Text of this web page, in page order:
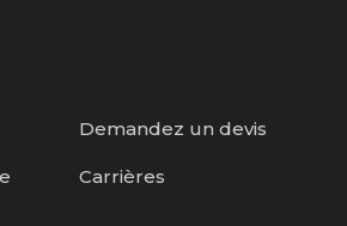
Demandez un devis
Carrières